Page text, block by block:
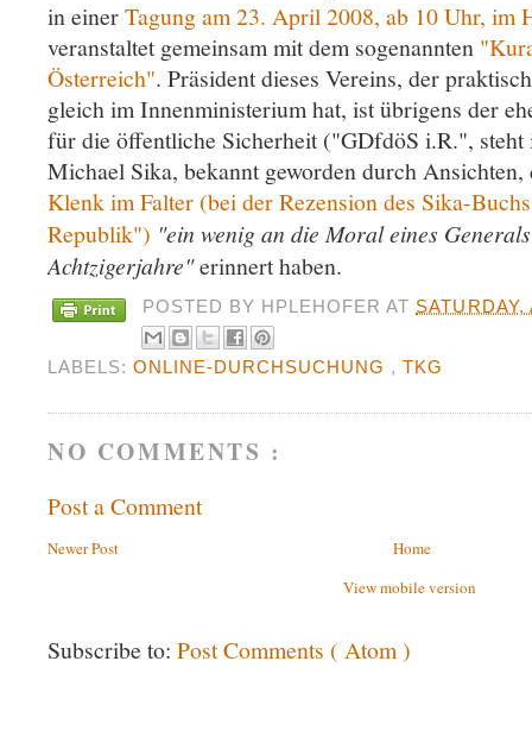
in einerTagung am 23. April 2008, ab 10 Uhr, im
veranstaltet gemeinsam mit dem sogenannten
Österreich". Präsident dieses Vereins, der
gleich im Innenministerium hat, ist übrigens der
für die öffentliche Sicherheit ("GDfdöS i.R.",
Michael Sika, bekannt geworden durch
Klenk im Falter (bei der Rezension des Sika-
Republik") "ein wenig an die Moral eines
Achtzigerjahre"erinnert haben.
POSTED BY HPLEHOFERAT
LABELS:ONLINE-DURCHSUCHUNG ,TKG
NO COMMENTS :
Post a Comment
Newer Post
Home
View mobile version
Subscribe to: Post Comments ( Atom )